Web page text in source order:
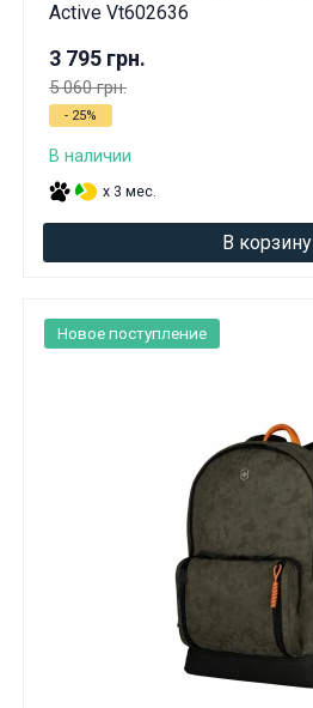
Active Vt602636
3 795 грн.
5 060 грн.
- 25%
В наличии
x 3 мес.
В корзину
Новое поступление